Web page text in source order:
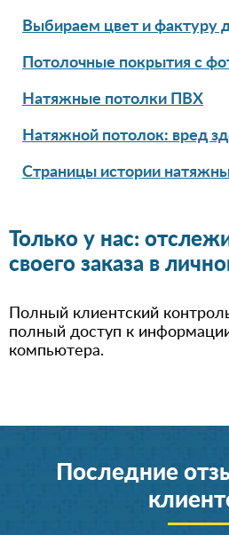
Выбираем цвет и фактуру
Потолочные покрытия с
Натяжные потолки ПВХ
Натяжной потолок: вред
Страницы истории
Только у нас:
своего заказа в
Полный клиентский
полный доступ к
компьютера.
Последние